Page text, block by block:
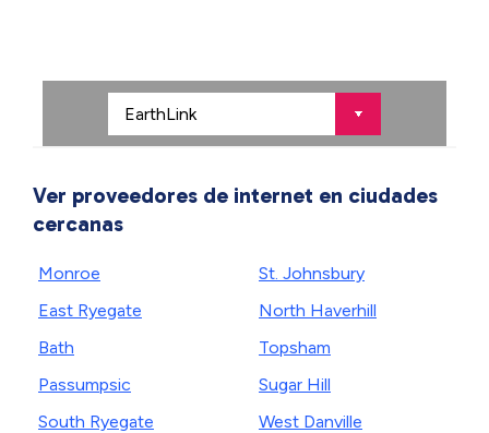
Ver proveedores de internet en ciudades
cercanas
Monroe
East Ryegate
Bath
Passumpsic
South Ryegate
St. Johnsbury
North Haverhill
Topsham
Sugar Hill
West Danville